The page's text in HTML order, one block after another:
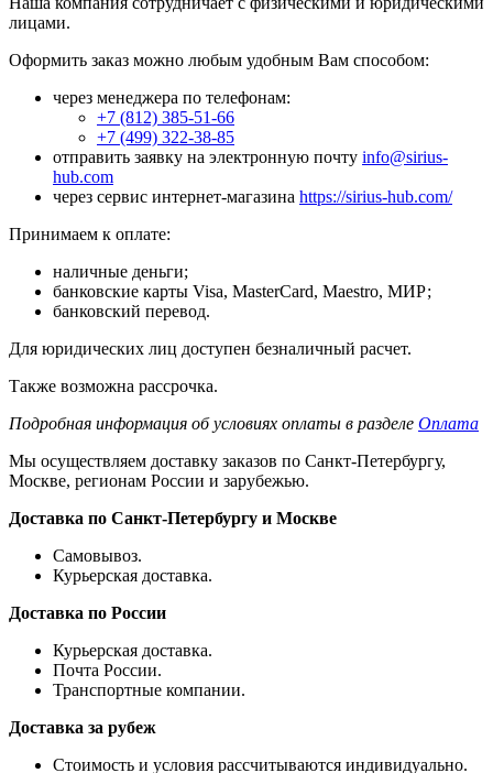
лицами.
Оформить заказ можно любым удобным Вам способом:
через менеджера по телефонам:
+7 (812) 385-51-66
+7 (499) 322-38-85
отправить заявку на электронную почту info@sirius-
hub.com
через сервис интернет-магазина https://sirius-hub.com/
Принимаем к оплате:
наличные деньги;
банковские карты Visa, MasterCard, Maestro, МИР;
банковский перевод.
Для юридических лиц доступен безналичный расчет.
Также возможна рассрочка.
Подробная информация об условиях оплаты в разделе Оплата
Мы осуществляем доставку заказов по Санкт-Петербургу,
Москве, регионам России и зарубежью.
Доставка по Санкт-Петербургу и Москве
Самовывоз.
Курьерская доставка.
Доставка по России
Курьерская доставка.
Почта России.
Транспортные компании.
Доставка за рубеж
Стоимость и условия рассчитываются индивидуально.